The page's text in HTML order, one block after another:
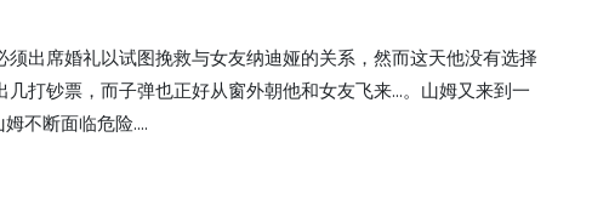
出席婚礼以试图挽救与女友纳迪娅的关系，然而这天他没有选择
打钞票，而子弹也正好从窗外朝他和女友飞来...。山姆又来到一
不断面临危险....